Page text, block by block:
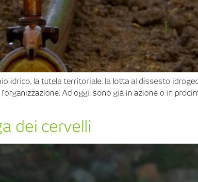
idrico, la tutela territoriale, la lotta al dissesto
Ad oggi, sono già in azione o in
dei cervelli